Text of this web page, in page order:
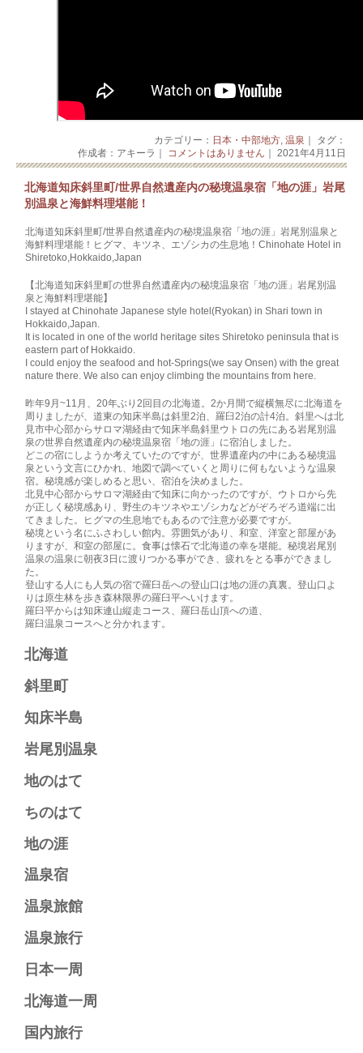
カテゴリー： 日本・中部地方, 温泉 ｜ タグ：
作成者：アキーラ｜ コメントはありません ｜ 2021年4月11日
北海道知床斜里町/世界自然遺産内の秘境温泉宿「地の涯」岩尾
別温泉と海鮮料理堪能！
北海道知床斜里町/世界自然遺産内の秘境温泉宿「地の涯」岩尾別温泉と
海鮮料理堪能！ヒグマ、キツネ、エゾシカの生息地！Chinohate Hotel in
Shiretoko,Hokkaido,Japan
【北海道知床斜里町の世界自然遺産内の秘境温泉宿「地の涯」岩尾別温
泉と海鮮料理堪能】
I stayed at Chinohate Japanese style hotel(Ryokan) in Shari town in
Hokkaido,Japan.
It is located in one of the world heritage sites Shiretoko peninsula that is
eastern part of Hokkaido.
I could enjoy the seafood and hot-Springs(we say Onsen) with the great
nature there. We also can enjoy climbing the mountains from here.
昨年9月~11月、20年ぶり2回目の北海道。2か月間で縦横無尽に北海道を
周りましたが、道東の知床半島は斜里2泊、羅臼2泊の計4泊。斜里へは北
見市中心部からサロマ湖経由で知床半島斜里ウトロの先にある岩尾別温
泉の世界自然遺産内の秘境温泉宿「地の涯」に宿泊しました。
どこの宿にしようか考えていたのですが、世界遺産内の中にある秘境温
泉という文言にひかれ、地図で調べていくと周りに何もないような温泉
宿。秘境感が楽しめると思い、宿泊を決めました。
北見中心部からサロマ湖経由で知床に向かったのですが、ウトロから先
が正しく秘境感あり、野生のキツネやエゾシカなどがぞろぞろ道端に出
てきました。ヒグマの生息地でもあるので注意が必要ですが。
秘境という名にふさわしい館内。雰囲気があり、和室、洋室と部屋があ
りますが、和室の部屋に。食事は懐石で北海道の幸を堪能。秘境岩尾別
温泉の温泉に朝夜3日に渡りつかる事ができ、疲れをとる事ができまし
た。
登山する人にも人気の宿で羅臼岳への登山口は地の涯の真裏。登山口よ
りは原生林を歩き森林限界の羅臼平へいけます。
羅臼平からは知床連山縦走コース、羅臼岳山頂への道、
羅臼温泉コースへと分かれます。
北海道​
斜里町​
知床半島​
岩尾別温泉​
地のはて​
ちのはて​
地の涯​
温泉宿​
温泉旅館​
温泉旅行​
日本一周​
北海道一周​
国内旅行​